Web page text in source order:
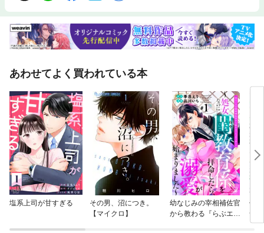
あわせてよく買われている本
塩系上司が甘すぎる
その男、沼につき。
【マイクロ】
幼なじみの宰相補佐官
から教わる『らぶエッ
傷
命
ま